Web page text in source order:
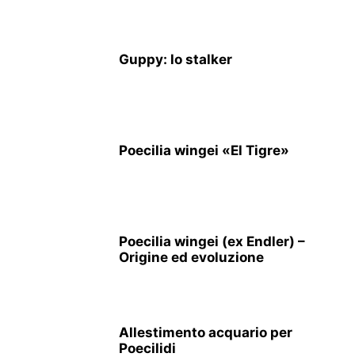
Guppy: lo stalker
Poecilia wingei «El Tigre»
Poecilia wingei (ex Endler) –
Origine ed evoluzione
Allestimento acquario per
Poecilidi